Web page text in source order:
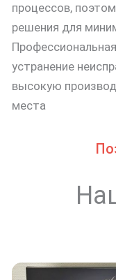
процессов,
решения для
устранение
высокую
места